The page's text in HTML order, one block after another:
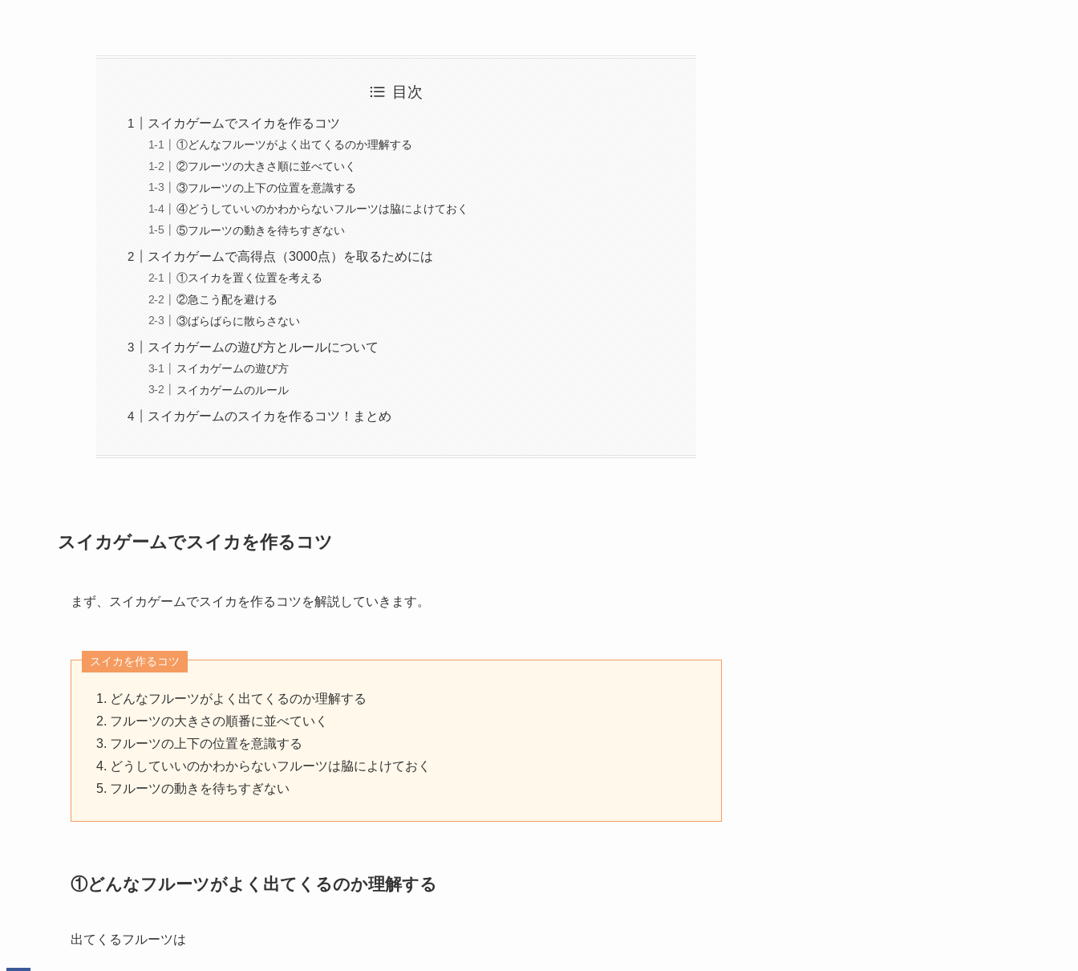
目次
スイカゲームでスイカを作るコツ
①どんなフルーツがよく出てくるのか理解する
②フルーツの大きさ順に並べていく
③フルーツの上下の位置を意識する
④どうしていいのかわからないフルーツは脇によけておく
⑤フルーツの動きを待ちすぎない
スイカゲームで高得点（3000点）を取るためには
①スイカを置く位置を考える
②急こう配を避ける
③ばらばらに散らさない
スイカゲームの遊び方とルールについて
スイカゲームの遊び方
スイカゲームのルール
スイカゲームのスイカを作るコツ！まとめ
スイカゲームでスイカを作るコツ
まず、スイカゲームでスイカを作るコツを解説していきます。
スイカを作るコツ
どんなフルーツがよく出てくるのか理解する
フルーツの大きさの順番に並べていく
フルーツの上下の位置を意識する
どうしていいのかわからないフルーツは脇によけておく
フルーツの動きを待ちすぎない
①どんなフルーツがよく出てくるのか理解する
出てくるフルーツは